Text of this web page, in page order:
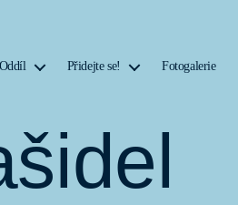
Oddíl Přidejte se! Fotogalerie